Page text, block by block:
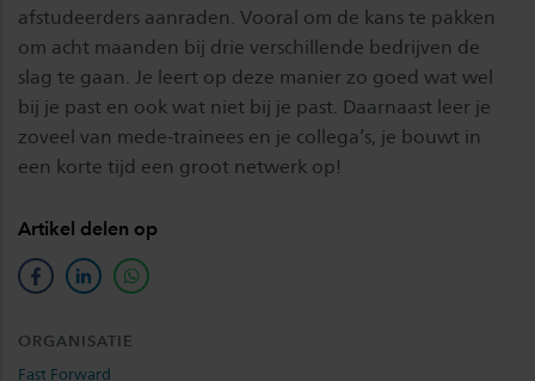
afstudeerders aanraden. Vooral om de kans te pakken
om acht maanden bij drie verschillende bedrijven de
slag te gaan. Je leert op deze manier zo goed wat wel
bij je past en ook wat niet bij je past. Daarnaast leer je
zoveel van mede-trainees en je collega’s, je bouwt in
een korte tijd een groot netwerk op!
Artikel delen op
facebooklinkedinwhatsapp
ORGANISATIE
Fast Forward